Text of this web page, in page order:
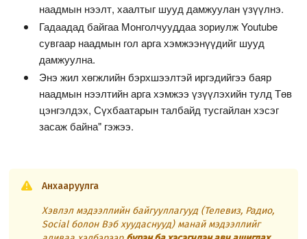
наадмын нээлт, хаалтыг шууд дамжуулан үзүүлнэ.
Гадаадад байгаа Монголчууддаа зориулж Youtube
сувгаар наадмын гол арга хэмжээнүүдийг шууд
дамжуулна.
Энэ жил хөгжлийн бэрхшээлтэй иргэдийгээ баяр
наадмын нээлтийн арга хэмжээ үзүүлэхийн тулд Төв
цэнгэлдэх, Сүхбаатарын талбайд тусгайлан хэсэг
засаж байна" гэжээ.
Анхааруулга
Хэвлэл мэдээллийн байгууллагууд (Телевиз, Радио,
Social болон Вэб хуудаснууд) манай мэдээллийг